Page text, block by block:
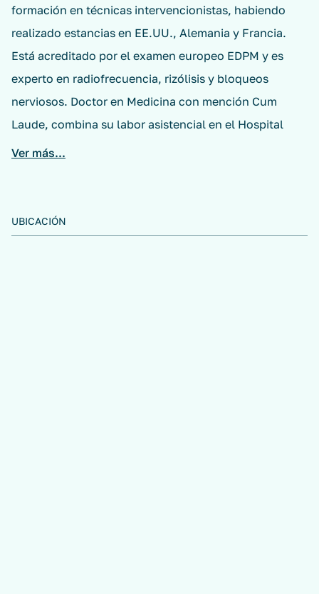
formación en técnicas intervencionistas, habiendo
realizado estancias en EE.UU., Alemania y Francia.
Está acreditado por el examen europeo EDPM y es
experto en radiofrecuencia, rizólisis y bloqueos
nerviosos. Doctor en Medicina con mención Cum
Laude, combina su labor asistencial en el Hospital
Quirón Valencia con la dirección médica de los
Ver más...
UBICACIÓN